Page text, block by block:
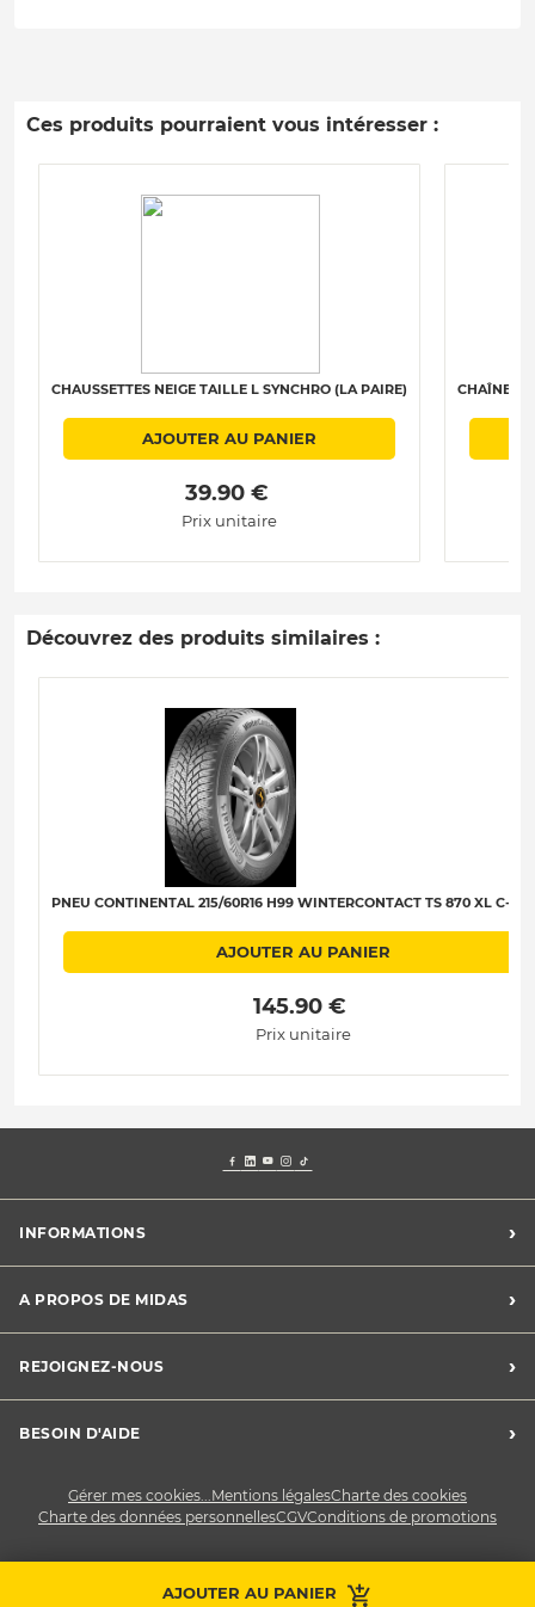
AJOUTER AU PANIER
Ces produits pourraient vous intéresser :
CHAUSSETTES NEIGE TAILLE L SYNCHRO (LA PAIRE)
AJOUTER AU PANIER
39.90 €
Prix unitaire
CHAÎNES
Découvrez des produits similaires :
PNEU CONTINENTAL 215/60R16 H99 WINTERCONTACT TS 870 XL C-B-
AJOUTER AU PANIER
145.90 €
Prix unitaire
INFORMATIONS ›
Charte des cookies
Charte des données personnelles
CGV
Conditions de promotions
A PROPOS DE MIDAS ›
Midas France
Développement durable
REJOIGNEZ-NOUS ›
Devenez franchisé
BESOIN D'AIDE ›
Gérer mes cookies...Mentions légalesCharte des cookies
Charte des données personnellesCGVConditions de promotions
Prendre RDV